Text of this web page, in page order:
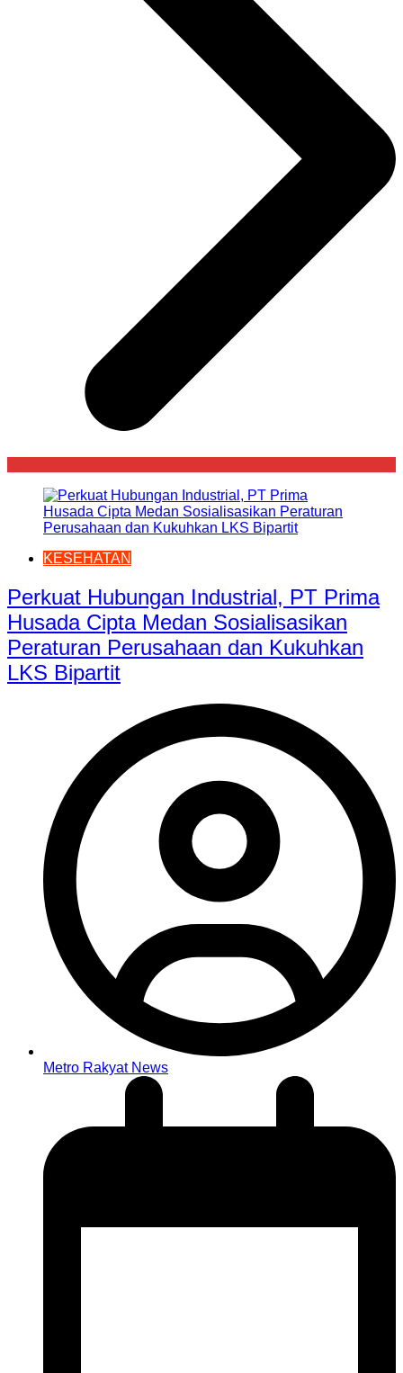
KESEHATAN
Perkuat Hubungan Industrial, PT Prima
Husada Cipta Medan Sosialisasikan
Peraturan Perusahaan dan Kukuhkan
LKS Bipartit
Metro Rakyat News